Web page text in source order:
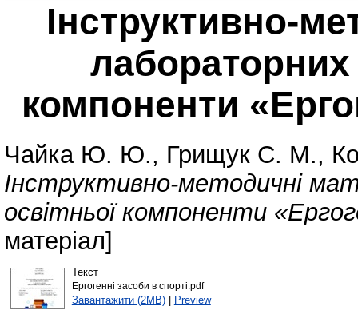
Інструктивно-
лабораторних
компоненти
Чайка Ю. Ю., Грищук С. М.,
Інструктивно-методичні
освітньої компоненти
матеріал]
Текст
Ергогенні засоби в спорті.pdf
Завантажити (2MB)| Preview